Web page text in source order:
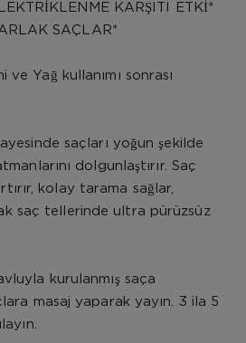
KARŞITI ETKİ*
SAÇLAR*
ve Yağ kullanımı sonrası
saçları yoğun şekilde
dolgunlaştırır. Saç
kolay tarama sağlar,
saç tellerinde ultra pürüzsüz
kurulanmış saça
masaj yaparak yayın. 3 ila 5